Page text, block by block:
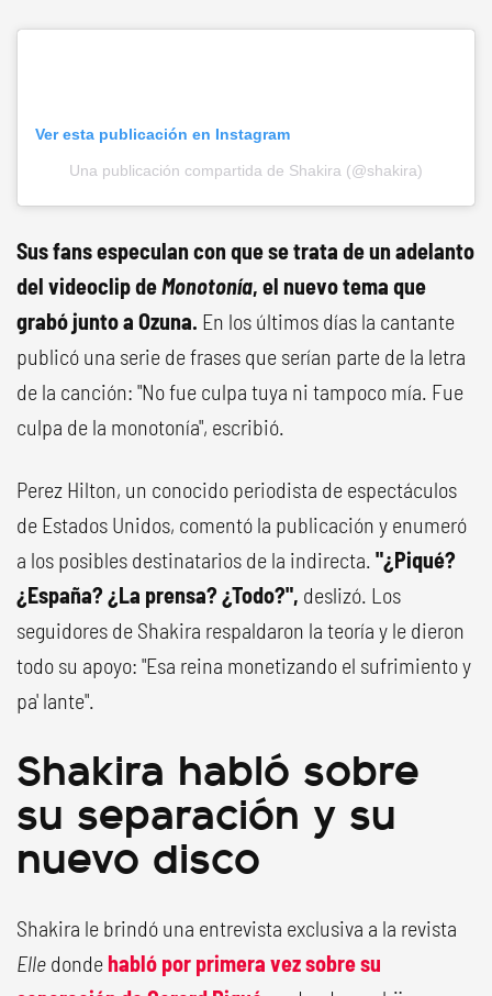
Ver esta publicación en Instagram
Una publicación compartida de Shakira (@shakira)
Sus fans especulan con que se trata de un adelanto
del videoclip deMonotonía, el nuevo tema que
grabó junto a Ozuna. En los últimos días la cantante
publicó una serie de frases que serían parte de la letra
de la canción: "No fue culpa tuya ni tampoco mía. Fue
culpa de la monotonía", escribió.
Perez Hilton, un conocido periodista de espectáculos
de Estados Unidos, comentó la publicación y enumeró
a los posibles destinatarios de la indirecta. "¿Piqué?
¿España? ¿La prensa? ¿Todo?", deslizó. Los
seguidores de Shakira respaldaron la teoría y le dieron
todo su apoyo: "Esa reina monetizando el sufrimiento y
pa' lante".
Shakira habló sobre
su separación y su
nuevo disco
Shakira le brindó una entrevista exclusiva a la revista
Elle donde habló por primera vez sobre su